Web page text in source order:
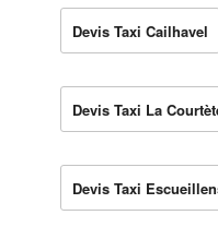
Devis Taxi Cailhavel
Devis Taxi La
Devis Taxi